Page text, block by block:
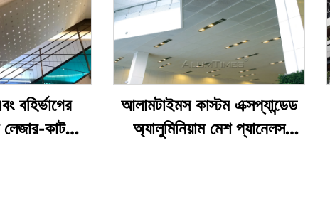
বহির্ভাগের
কাট
আলামটাইমস কাস্টম এক্সপ্যান্ডেড
অ্যালুমিনিয়াম মেশ প্যানেলস